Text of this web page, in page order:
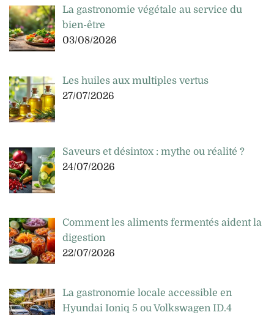
La gastronomie végétale au service du
bien-être
03/08/2026
Les huiles aux multiples vertus
27/07/2026
Saveurs et désintox : mythe ou réalité ?
24/07/2026
Comment les aliments fermentés aident la
digestion
22/07/2026
La gastronomie locale accessible en
Hyundai Ioniq 5 ou Volkswagen ID.4